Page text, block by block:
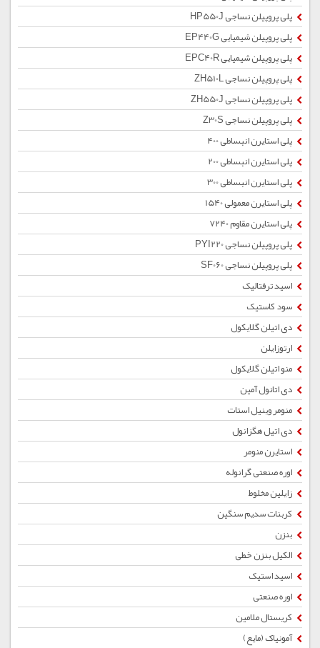
پلی پروپیلن نساجی HP550J
پلی پروپیلن شیمیایی EP440G
پلی پروپیلن شیمیایی EPC40R
پلی پروپیلن نساجی ZH510L
پلی پروپیلن نساجی ZH550J
پلی پروپیلن نساجی Z30S
پلی استایرن انبساطی 400
پلی استایرن انبساطی 200
پلی استایرن انبساطی 300
پلی استایرن معمولی 1540
پلی استایرن مقاوم 7240
پلی پروپیلن نساجی PYI220
پلی پروپیلن نساجی SF060
اسید ترفتالیک
سود کاستیک
دی اتیلن گلایکول
ارتوزایلن
منو اتیلن گلایکول
دی اتانول آمین
منومر وینیل استات
دی اتیل هگزانول
استایرن منومر
اوره صنعتی گرانوله
زایلین مخلوط
کربنات سدیم سنگین
بنزن
الکیل بنزن خطی
اسید استیک
اوره صنعتی
کریستال ملامین
آمونیاک (مایع)